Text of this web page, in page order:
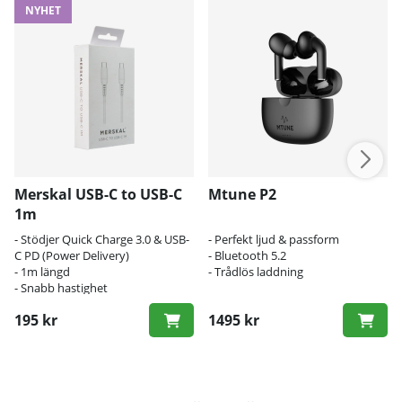
NYHET
Merskal USB-C to USB-C
1m
- Stödjer Quick Charge 3.0 & USB-
C PD (Power Delivery)
- 1m längd
- Snabb hastighet
195 kr
Mtune P2
- Perfekt ljud & passform
- Bluetooth 5.2
- Trådlös laddning
1495 kr